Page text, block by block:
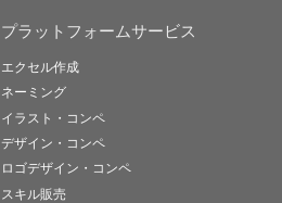
プラットフォームサービス
エクセル作成
ネーミング
イラスト・コンペ
デザイン・コンペ
ロゴデザイン・コンペ
スキル販売